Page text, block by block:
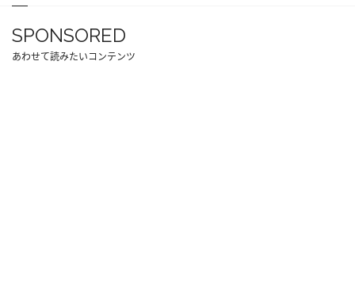
SPONSORED
あわせて読みたいコンテンツ